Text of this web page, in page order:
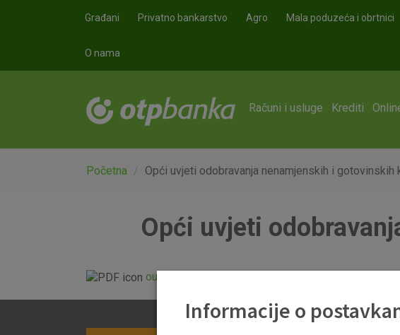
Građani Privatno bankarstvo Agro Mala poduzeća i obrtnici
O nama
Računi i usluge Krediti
Početna Opći uvjeti odobravanja nenamjenskih i gotovinskih
Opći uvjeti
ou-krediti-gotovinski_20121022.pdf
Informacije o